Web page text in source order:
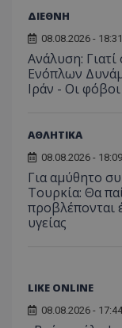
ΔΙΕΘΝΗ
08.08.2026 - 18:31
Ανάλυση:
Ενόπλων
Ιράν - Οι
ΑΘΛΗΤΙΚΑ
08.08.2026 - 18:09
Για αμύθητο
Τουρκία: Θα
προβλέπονται
υγείας
LIKE ONLINE
08.08.2026 - 17:44